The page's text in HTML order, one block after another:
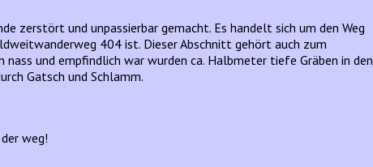
zerstört und unpassierbar gemacht. Es handelt sich um den Weg
404 ist. Dieser Abschnitt gehört auch zum
und empfindlich war wurden ca. Halbmeter tiefe Gräben in den
Gatsch und Schlamm.
weg!